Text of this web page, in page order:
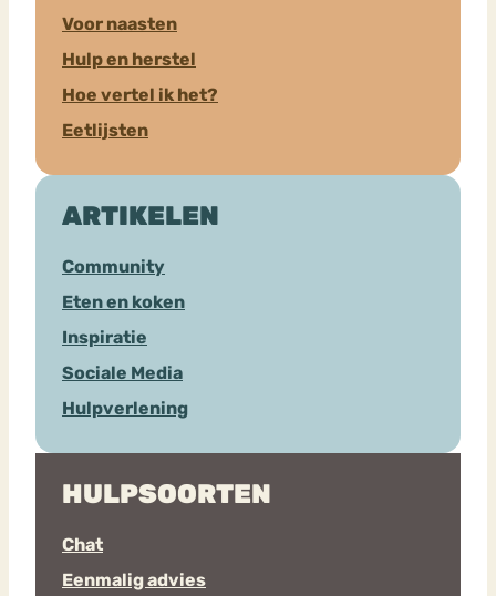
Voor naasten
Hulp en herstel
Hoe vertel ik het?
Eetlijsten
ARTIKELEN
Community
Eten en koken
Inspiratie
Sociale Media
Hulpverlening
HULPSOORTEN
Chat
Eenmalig advies